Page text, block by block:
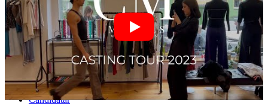
Marketing de Influencers
Gestión de influyentes
Candidatar